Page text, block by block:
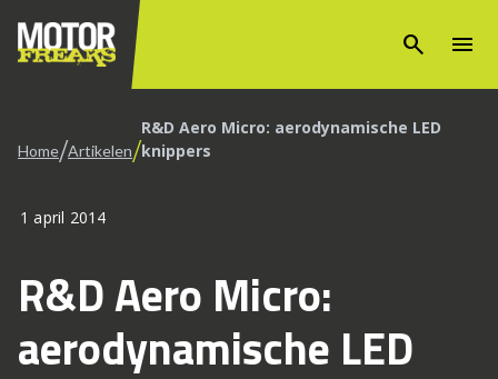
search menu
Home/Artikelen/R&D Aero Micro: aerodynamische LED
knippers
1 april 2014
R&D Aero Micro:
aerodynamische LED